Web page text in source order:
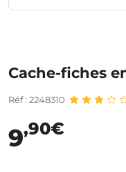
Cache-fiches
Réf : 2248310
9,90€